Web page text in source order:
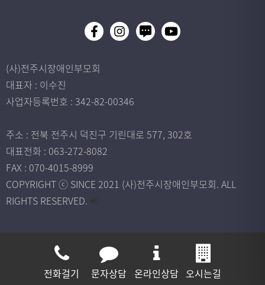
(사)전주시장애인부모회
대표자 : 이수진
사업자등록번호 : 342-82-00346
주소 : 전북 전주시 덕진구 기린대로 577, 302호
대표전화 : 063-272-8082
FAX : 070-4015-8999
COPYRIGHT ⓒ SINCE 2021 (사)전주시장애인부모회. ALL
RIGHTS RESERVED.
전화걸기 문자상담 온라인상담 오시는길